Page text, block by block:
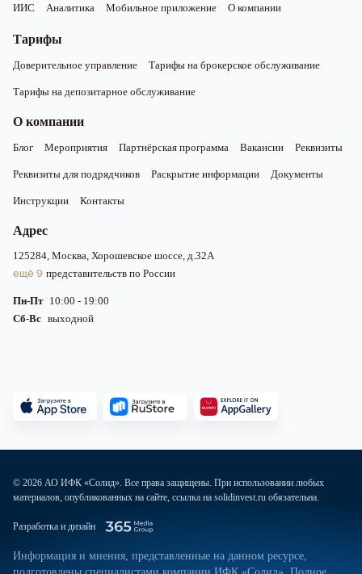
ИИС Аналитика Мобильное приложение О компании
Тарифы
Доверительное управление Тарифы на брокерское обслуживание
Тарифы на депозитарное обслуживание
О компании
Блог Мероприятия Партнёрская программа Вакансии Реквизиты
Реквизиты для подрядчиков Раскрытие информации Документы
Инструкции Контакты
Адрес
125284, Москва, Хорошевское шоссе, д.32А
ещё 9 представительств по России
Пн-Пт 10:00 - 19:00
Сб-Вс выходной
© 2026 АО ИФК «Солид». Все права защищены. При использовании любых
материалов, опубликованных на сайте, ссылка на solidinvest.ru обязательна.
Разработка и дизайн
Информация и мнения, представленные на данном ресурсе,